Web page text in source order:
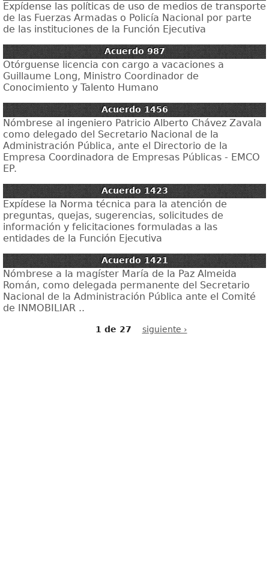
Expídense las políticas de uso de medios de transporte
de las Fuerzas Armadas o Policía Nacional por parte
de las instituciones de la Función Ejecutiva
Acuerdo 987
Otórguense licencia con cargo a vacaciones a
Guillaume Long, Ministro Coordinador de
Conocimiento y Talento Humano
Acuerdo 1456
Nómbrese al ingeniero Patricio Alberto Chávez Zavala
como delegado del Secretario Nacional de la
Administración Pública, ante el Directorio de la
Empresa Coordinadora de Empresas Públicas - EMCO
EP.
Acuerdo 1423
Expídese la Norma técnica para la atención de
preguntas, quejas, sugerencias, solicitudes de
información y felicitaciones formuladas a las
entidades de la Función Ejecutiva
Acuerdo 1421
Nómbrese a la magíster María de la Paz Almeida
Román, como delegada permanente del Secretario
Nacional de la Administración Pública ante el Comité
de INMOBILIAR ..
1 de 27 siguiente ›